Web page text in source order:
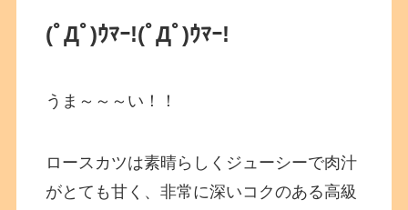
(ﾟДﾟ)ｳﾏｰ!(ﾟДﾟ)ｳﾏｰ!
うま～～～い！！
ロースカツは素晴らしくジューシーで肉汁
がとても甘く、非常に深いコクのある高級